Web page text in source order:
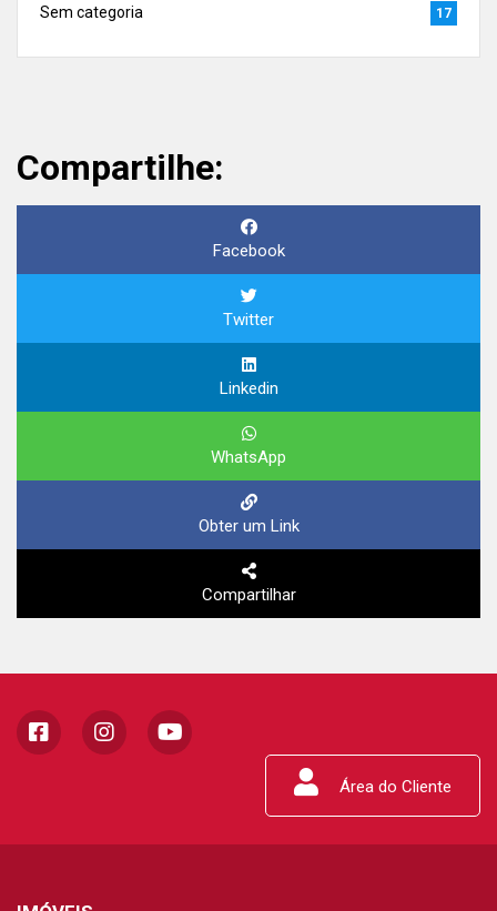
Sem categoria 17
Compartilhe:
Facebook
Twitter
Linkedin
WhatsApp
Obter um Link
Compartilhar
Área do Cliente